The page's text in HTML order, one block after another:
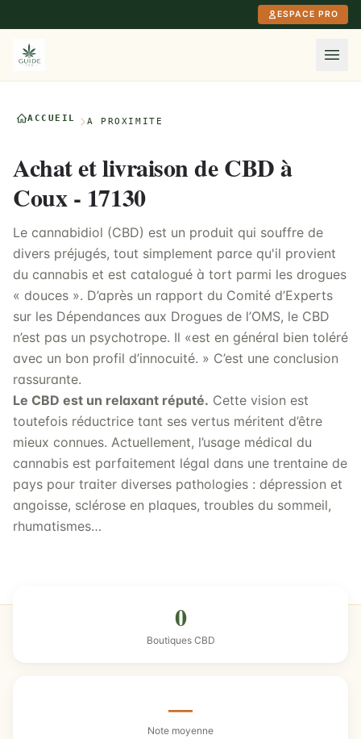
ESPACE PRO
ACCUEIL À PROXIMITÉ
Achat et livraison de CBD à
Coux - 17130
Le cannabidiol (CBD) est un produit qui souffre de
divers préjugés, tout simplement parce qu'il provient
du cannabis et est catalogué à tort parmi les drogues
« douces ». D’après un rapport du Comité d’Experts
sur les Dépendances aux Drogues de l’OMS, le CBD
n’est pas un psychotrope. Il «est en général bien toléré
avec un bon profil d’innocuité. » C’est une conclusion
rassurante.
Le CBD est un relaxant réputé. Cette vision est
toutefois réductrice tant ses vertus méritent d’être
mieux connues. Actuellement, l’usage médical du
cannabis est parfaitement légal dans une trentaine de
pays pour traiter diverses pathologies : dépression et
angoisse, sclérose en plaques, troubles du sommeil,
rhumatismes…
0
Boutiques CBD
—
Note moyenne